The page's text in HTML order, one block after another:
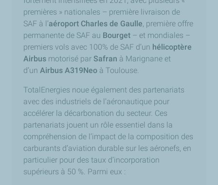
premières » nationales – première livraison de
SAF à l’aéroport Charles de Gaulle, première offre
permanente de SAF au Bourget – et mondiales –
premiers vols avec 100% de SAF d’un hélicoptère
Airbus motorisé par Safran à Marignane et
d’un Airbus A319Neo à Toulouse.
TotalEnergies noue également des partenariats
avec des industriels de l’aéronautique pour
accélérer la décarbonation du secteur. Ces
partenariats jouent un rôle essentiel dans la
compréhension de l’impact de la composition des
carburants d’aviation durable sur les aéronefs, en
particulier pour des taux d’incorporation
supérieurs à 50 %. Parmi eux :